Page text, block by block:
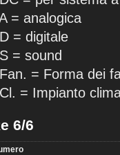
= analogica
= digitale
= sound
= Forma dei
= Impianto
6/6